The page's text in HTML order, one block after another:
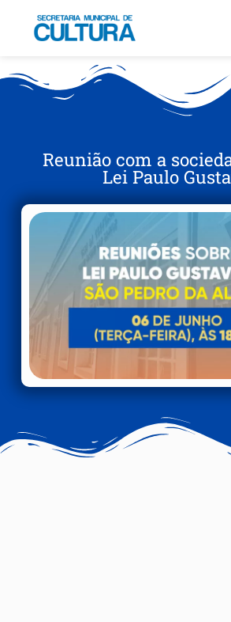
Reunião com a
Lei Paulo